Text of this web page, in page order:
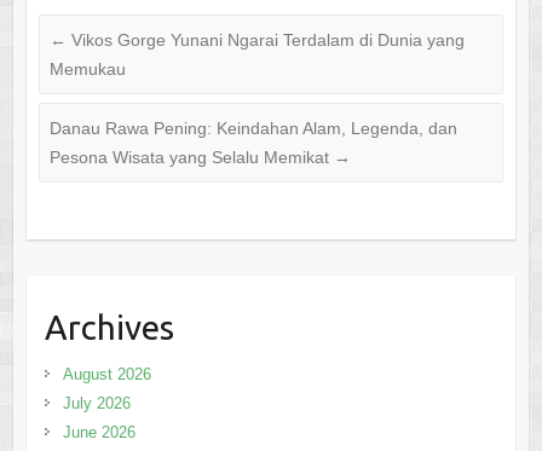
← Vikos Gorge Yunani Ngarai Terdalam di Dunia yang
Memukau
Danau Rawa Pening: Keindahan Alam, Legenda, dan
Pesona Wisata yang Selalu Memikat →
Archives
August 2026
July 2026
June 2026